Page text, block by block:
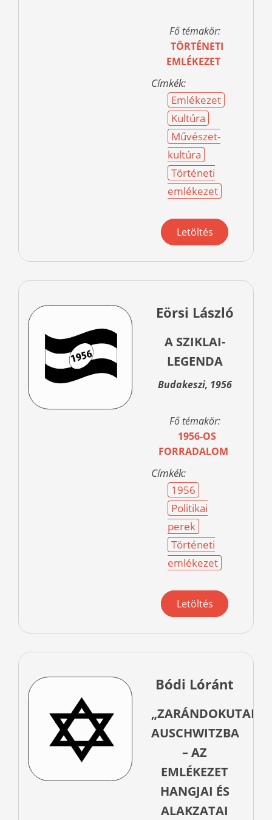
Fő témakör:
TÖRTÉNETI
EMLÉKEZET
Címkék:
Emlékezet
Kultúra
Művészet-
kultúra
Történeti
emlékezet
Letöltés
Eörsi László
A SZIKLAI-
LEGENDA
Budakeszi, 1956
Fő témakör:
1956-OS
FORRADALOM
Címkék:
1956
Politikai
perek
Történeti
emlékezet
Letöltés
Bódi Lóránt
„ZARÁNDOKUTAK”
AUSCHWITZBA
– AZ
EMLÉKEZET
HANGJAI ÉS
ALAKZATAI